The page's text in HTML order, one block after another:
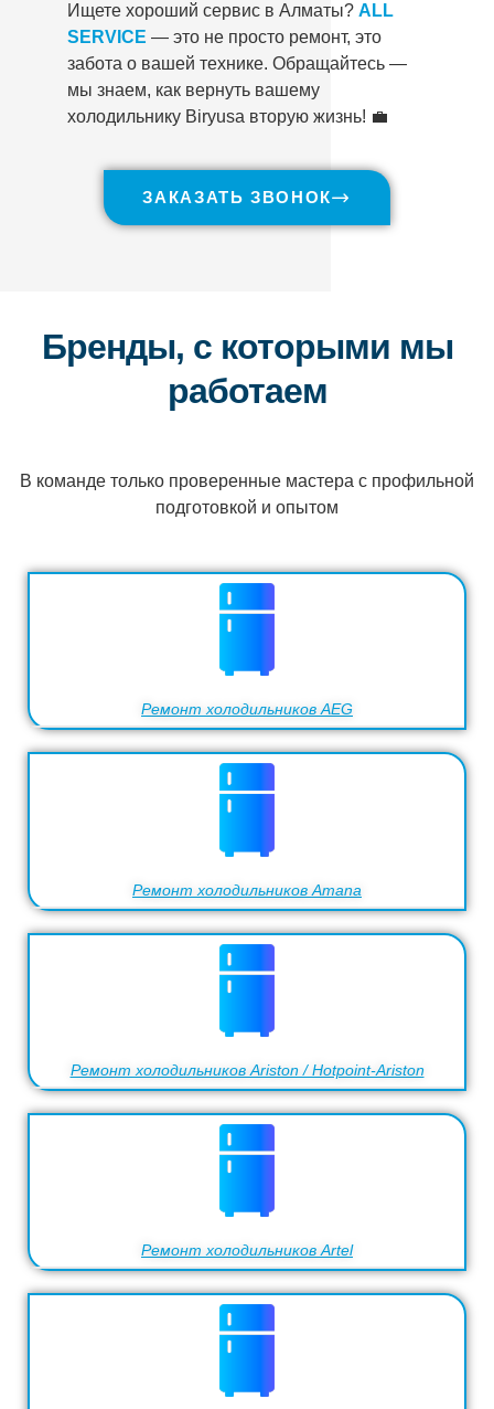
Ищете хороший сервис в Алматы? ALL
SERVICE — это не просто ремонт, это
забота о вашей технике. Обращайтесь —
мы знаем, как вернуть вашему
холодильнику Biryusa вторую жизнь! 💼
ЗАКАЗАТЬ ЗВОНОК
Бренды, с которыми мы
работаем
В команде только проверенные мастера с профильной
подготовкой и опытом
Ремонт холодильников AEG
Ремонт холодильников Amana
Ремонт холодильников Ariston / Hotpoint-Ariston
Ремонт холодильников Artel